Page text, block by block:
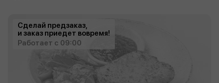
Сделай предзаказ,
и заказ приедет вовремя!
Работает с 09:00